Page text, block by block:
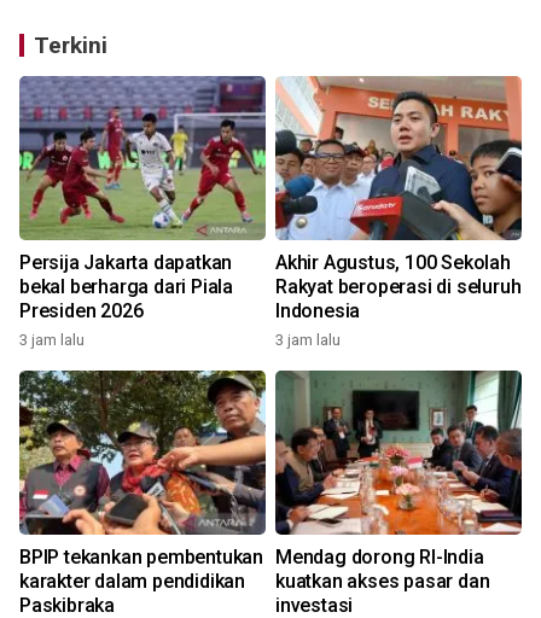
Terkini
Persija Jakarta dapatkan
bekal berharga dari Piala
Presiden 2026
3 jam lalu
Akhir Agustus, 100 Sekolah
Rakyat beroperasi di seluruh
Indonesia
3 jam lalu
BPIP tekankan pembentukan
karakter dalam pendidikan
Paskibraka
Mendag dorong RI-India
kuatkan akses pasar dan
investasi